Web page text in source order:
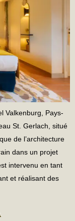
Valkenburg, Pays-
St. Gerlach, situé
de l’architecture
dans un projet
intervenu en tant
et réalisant des